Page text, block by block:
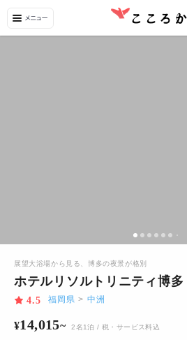
展望大浴場から見る、博多の夜景が格別
ホテルリソルトリニティ博多
4.5 福岡県 > 中洲
¥14,015~ 2名1泊 / 税・サービス料込